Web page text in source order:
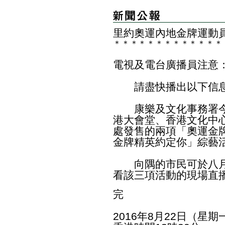
里約奧運內地金牌運動
＊ ＊ ＊ ＊ ＊ ＊ ＊ ＊ ＊ ＊ ＊ ＊ ＊
電視及電台廣播員注意
請盡快播出以下信
康樂及文化事務署今
港大會堂、香港文化中
處發售的兩項「奧運金
金牌精英約定你」綜藝
向隅的市民可於八月
看該三項活動的現場直
完
2016年8月22日（星期